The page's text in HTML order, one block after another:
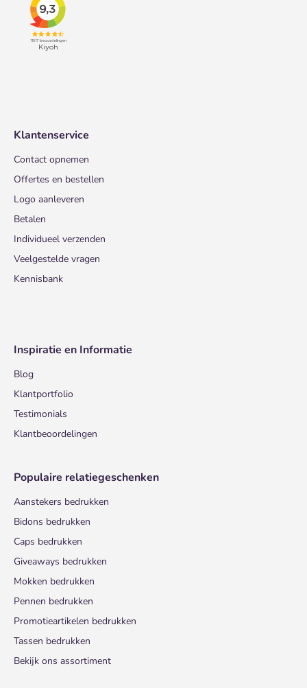
Klantenservice
Contact opnemen
Offertes en bestellen
Logo aanleveren
Betalen
Individueel verzenden
Veelgestelde vragen
Kennisbank
Inspiratie en Informatie
Blog
Klantportfolio
Testimonials
Klantbeoordelingen
Populaire relatiegeschenken
Aanstekers bedrukken
Bidons bedrukken
Caps bedrukken
Giveaways bedrukken
Mokken bedrukken
Pennen bedrukken
Promotieartikelen bedrukken
Tassen bedrukken
Bekijk ons assortiment